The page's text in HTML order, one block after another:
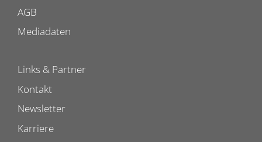
AGB
Mediadaten
Links & Partner
Kontakt
Newsletter
Karriere